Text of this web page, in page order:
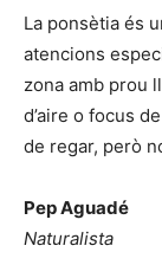
La ponsètia és
atencions
zona amb prou
d’aire o focus
de regar, però
Pep Aguadé
Naturalista